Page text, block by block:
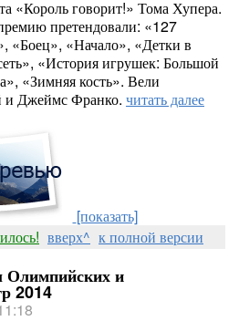
«Король говорит!» Тома Хупера.
претендовали: «127
«Боец», «Начало», «Детки в
«История игрушек: Большой
«Зимняя кость». Вели
и Джеймс Франко. читать далее
[показать]
вверх^ к полной версии
и
2014